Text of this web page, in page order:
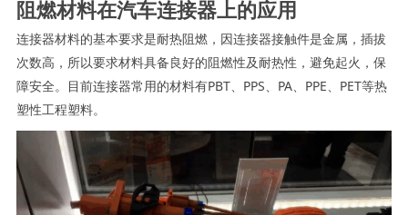
阻燃材料在汽车连接器上的应用
连接器材料的基本要求是耐热阻燃，因连接器接触件是金属，插拔
次数高，所以要求材料具备良好的阻燃性及耐热性，避免起火，保
障安全。目前连接器常用的材料有PBT、PPS、PA、PPE、PET等热
塑性工程塑料。